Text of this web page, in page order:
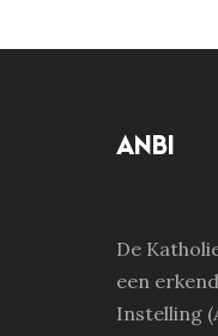
ANBI
De
een
Instelling